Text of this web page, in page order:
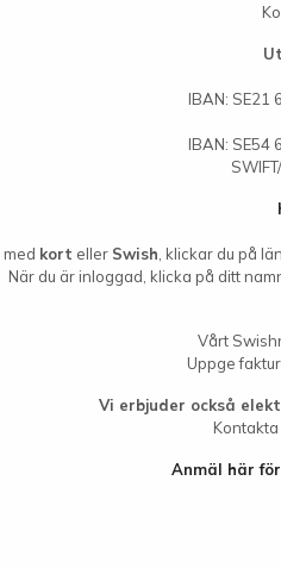
IBAN: SE21
IBAN: SE54
med kort eller Swish , klickar du på
När du är inloggad, klicka på ditt
Vårt
Uppge
Vi erbjuder också
Anmäl här